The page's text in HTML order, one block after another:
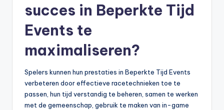
succes in Beperkte Tijd
Events te
maximaliseren?
Spelers kunnen hun prestaties in Beperkte Tijd Events
verbeteren door effectieve racetechnieken toe te
passen, hun tijd verstandig te beheren, samen te werken
met de gemeenschap, gebruik te maken van in-game